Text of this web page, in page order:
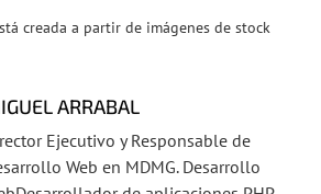
creada a partir de imágenes de stock
ARRABAL
Ejecutivo y Responsable de
Web en MDMG. Desarrollo